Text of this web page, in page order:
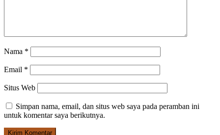
Nama *
Email *
Situs Web
Simpan nama, email, dan situs web saya pada peramban ini
untuk komentar saya berikutnya.